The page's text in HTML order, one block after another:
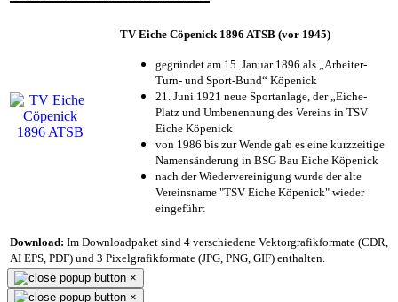
TV Eiche Cöpenick 1896 ATSB (vor 1945)
gegründet am 15. Januar 1896 als „Arbeiter-
Turn- und Sport-Bund“ Köpenick
21. Juni 1921 neue Sportanlage, der „Eiche-
Platz und Umbenennung des Vereins in TSV
Eiche Köpenick
von 1986 bis zur Wende gab es eine kurzzeitige
Namensänderung in BSG Bau Eiche Köpenick
nach der Wiedervereinigung wurde der alte
Vereinsname "TSV Eiche Köpenick" wieder
eingeführt
Download: Im Downloadpaket sind 4 verschiedene Vektorgrafikformate (CDR,
AI EPS, PDF) und 3 Pixelgrafikformate (JPG, PNG, GIF) enthalten.
×
×